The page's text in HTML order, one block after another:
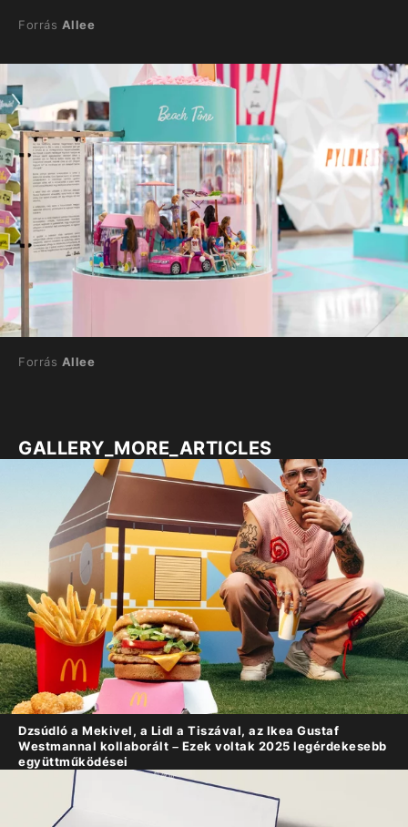
Forrás Allee
Forrás Allee
GALLERY_MORE_ARTICLES
Dzsúdló a Mekivel, a Lidl a Tiszával, az Ikea Gustaf
Westmannal kollaborált – Ezek voltak 2025 legérdekesebb
együttműködései